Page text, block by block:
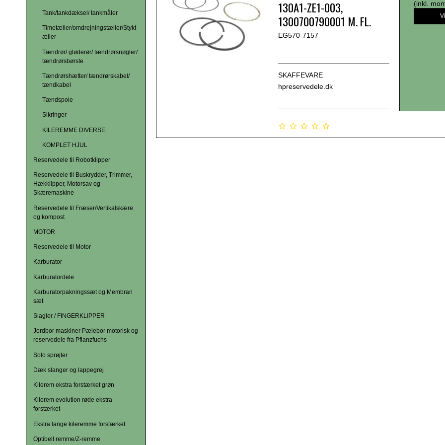
Tank/tankdæksel/ tankmåler
Timetæller/omdrejningstæller/Stykt
æller
Tændrør/ gløderør/ tændrørsnøgler/
tændrørsbørste
Tændrørshætter/ tændrørskabel/
tændkabel
Tændspole
Sikringer
KILEREMME DIVERSE
KOMPLET HJUL
Reservedele til Robotklipper
Reservedele til Buskrydder, Trimmer,
Hækklipper, Motorsav og
Skæremaskine
Reservedele til Fræser/Vertikalskære
og kompost
MOTOR
Reservedele til Motor
Karburator
Karburatordele
Karburatorpakningssæt og Membran
sæt
Slagler / FINGERKLIPPER
Jordbor maskiner Pælebor motorisk og
reservedele fra Pflanzfuchs
Solo sprøjter
Dæk slanger og lappegrej
Kilerem ekstra forstærket grøn
Kilerem evolution røde ekstra
forstærket
Ekstra lange kileremme forstærket
Optibelt remme/Z-remme
130A1-ZE1-003,
1300700790001 M. FL.
EG570-7157
SKAFFEVARE
hpreservedele.dk
(inkl.